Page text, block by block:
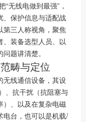
无线电做到最强”，
、保护信息与适配战
第三人称视角，聚焦
、装备选型人员、以
题讲清楚。
畴与定位
无线通信设备，其设
、抗干扰（抗阻塞与
）、以及在复杂电磁
电台，也可以是机载/